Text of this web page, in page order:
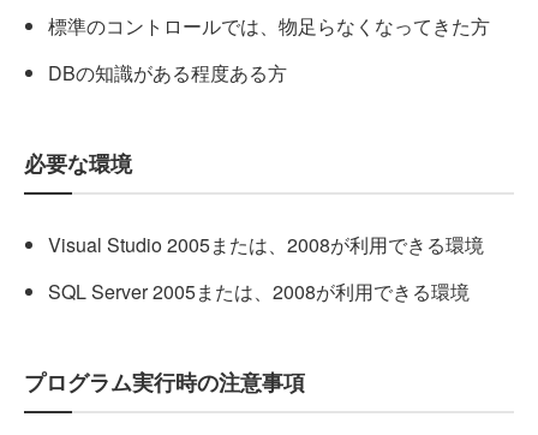
標準のコントロールでは、物足らなくなってきた方
DBの知識がある程度ある方
必要な環境
Visual Studio 2005または、2008が利用できる環境
SQL Server 2005または、2008が利用できる環境
プログラム実行時の注意事項